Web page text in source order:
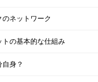
のネットワーク
トの基本的な仕組み
身？